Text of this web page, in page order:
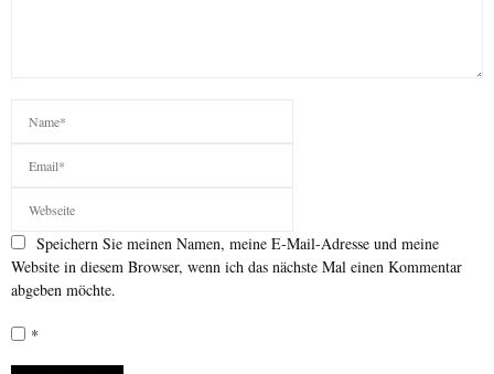
Speichern Sie meinen Namen, meine E-Mail-Adresse und meine
Website in diesem Browser, wenn ich das nächste Mal einen Kommentar
abgeben möchte.
*